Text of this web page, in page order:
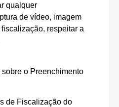
qualquer
de vídeo, imagem
respeitar a
o Preenchimento
de Fiscalização do